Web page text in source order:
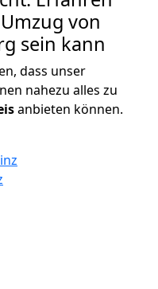
von
sein kann
dass unser
nahezu alles zu
anbieten können.